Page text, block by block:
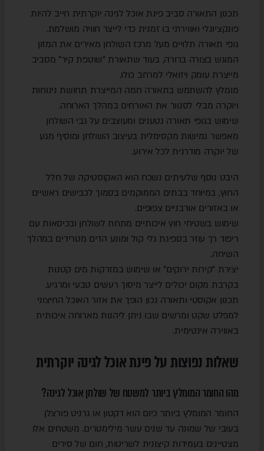
תכנון התאורה סביב פינת אוכל לגינה יוקרתית חייב להיות
פונקציונלי ואווירתי בו זמנית כדי לייצר חוויה מושלמת.
גופי תאורה תלויים מעל מרכז השולחן מאירים את המזון
המוגש בצורה ברורה, בעוד שתאורת "שוטפת קיר" מסביב
מייצרת עומק ויזואלי למרחב כולו.
מומלץ להשתמש בתאורה חמה המייצרת תחושת נינוחות
ויוקרה מבלי לסנוור את האורחים במהלך הארוחה.
שימוש בגופי תאורה נטענים ומעוצבים על גבי השולחן
מאפשר גמישות מקסימלית בעיצוב השולחן ומוסיף מגע
של יוקרה מודרנית לכל אירוע.
היבט נוסף שלעיתים נשכח הוא האקוסטיקה של חלל
החוץ, במיוחד בבתים הממוקמים בסמוך לכבישים ראשיים
או באזורים אורבניים צפופים.
שימוש בשטיחי חוץ איכותיים מתחת לשולחן ובכיסאות עם
ריפוד רך עוזר בספיגת גלי קול ומונע הדים מטרידים במהלך
השיחה.
יצירת "קירות ירוקים" או שימוש במזרקות מים קטנות
בקרבת מקום יכולים לייצר מיסוך רעשים טבעי ומרגיע.
תכנון אקוסטי ותאורה נכון הופך את אזור האוכל החיצוני
למפלט שקט ומרשים שבו ניתן ליהנות מארוחה איכותית
באווירה אינטימית.
שאלות נפוצות על פינת אוכל לגינה יוקרתית
מהו החומר המומלץ ביותר למשטח של שולחן אוכל לגינה?
החומר המומלץ ביותר כיום הוא דקטון או גרניט פורצלן
בעובי של שמונה עד שנים עשר מילימטרים. משטחים אלו
מצטיינים בעמידות קיצונית לשריטות, חום של סירים